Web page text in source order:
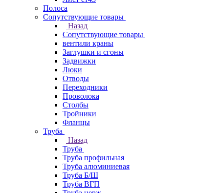
Полоса
Сопутствующие товары
Назад
Сопутствующие товары
вентили краны
Заглушки и сгоны
Задвижки
Люки
Отводы
Переходники
Проволока
Столбы
Тройники
Фланцы
Труба
Назад
Труба
Труба профильная
Труба алюминиевая
Труба Б/Ш
Труба ВГП